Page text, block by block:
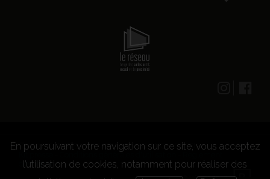
© 2026 CENTRE CULTUREL LES GRIGNOUX ASBL -
Kit presse
Conditions générales d'utilisation
concours
En poursuivant votre navigation sur ce site, vous acceptez
l’utilisation de cookies, notamment pour réaliser des